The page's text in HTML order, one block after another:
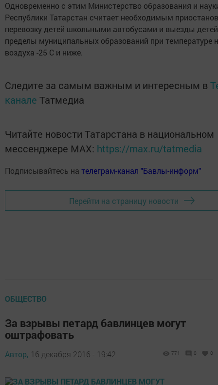
Одновременно с этим Министерство образования и
Республики Татарстан считает необходимым
перевозку детей школьными автобусами и выезды
пределы муниципальных образований при температуре
воздуха -25 C и ниже.
Следите за самым важным и интересным в
канале Татмедиа
Читайте новости Татарстана в национальном
мессенджере MАХ: https://max.ru/tatmedia
Подписывайтесь на телеграм-канал "Бавлы-информ"
Перейти на страницу новости
ОБЩЕСТВО
За взрывы петард бавлинцев могут
оштрафовать
Автор, 16 декабря 2016 - 19:42 771 0 0